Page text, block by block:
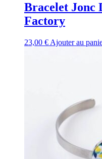
Bracelet Jonc
Factory
23,00 € Ajouter au